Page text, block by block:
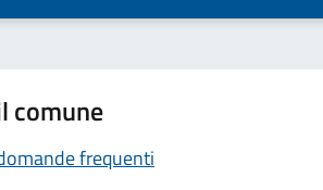
comune
frequenti